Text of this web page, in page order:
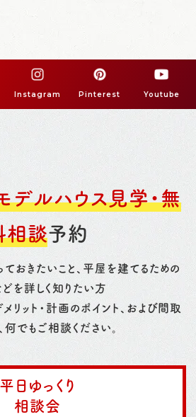
Instagram Pinterest Youtube
デルハウス見学・無
相談予約
おきたいこと、平屋を建てるための
を詳しく知りたい方
リット・計画のポイント、および間取
何でもご相談ください。
平日ゆっくり
相談会